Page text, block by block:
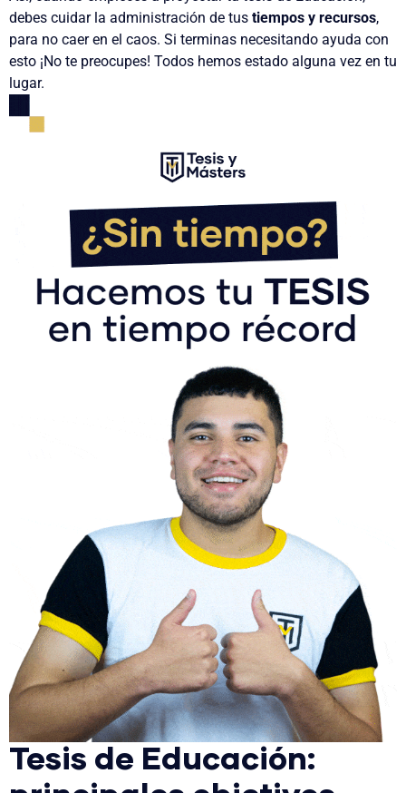
debes cuidar la administración de tus tiempos y recursos,
para no caer en el caos. Si terminas necesitando ayuda con
esto ¡No te preocupes! Todos hemos estado alguna vez en tu
lugar.
Tesis de Educación: